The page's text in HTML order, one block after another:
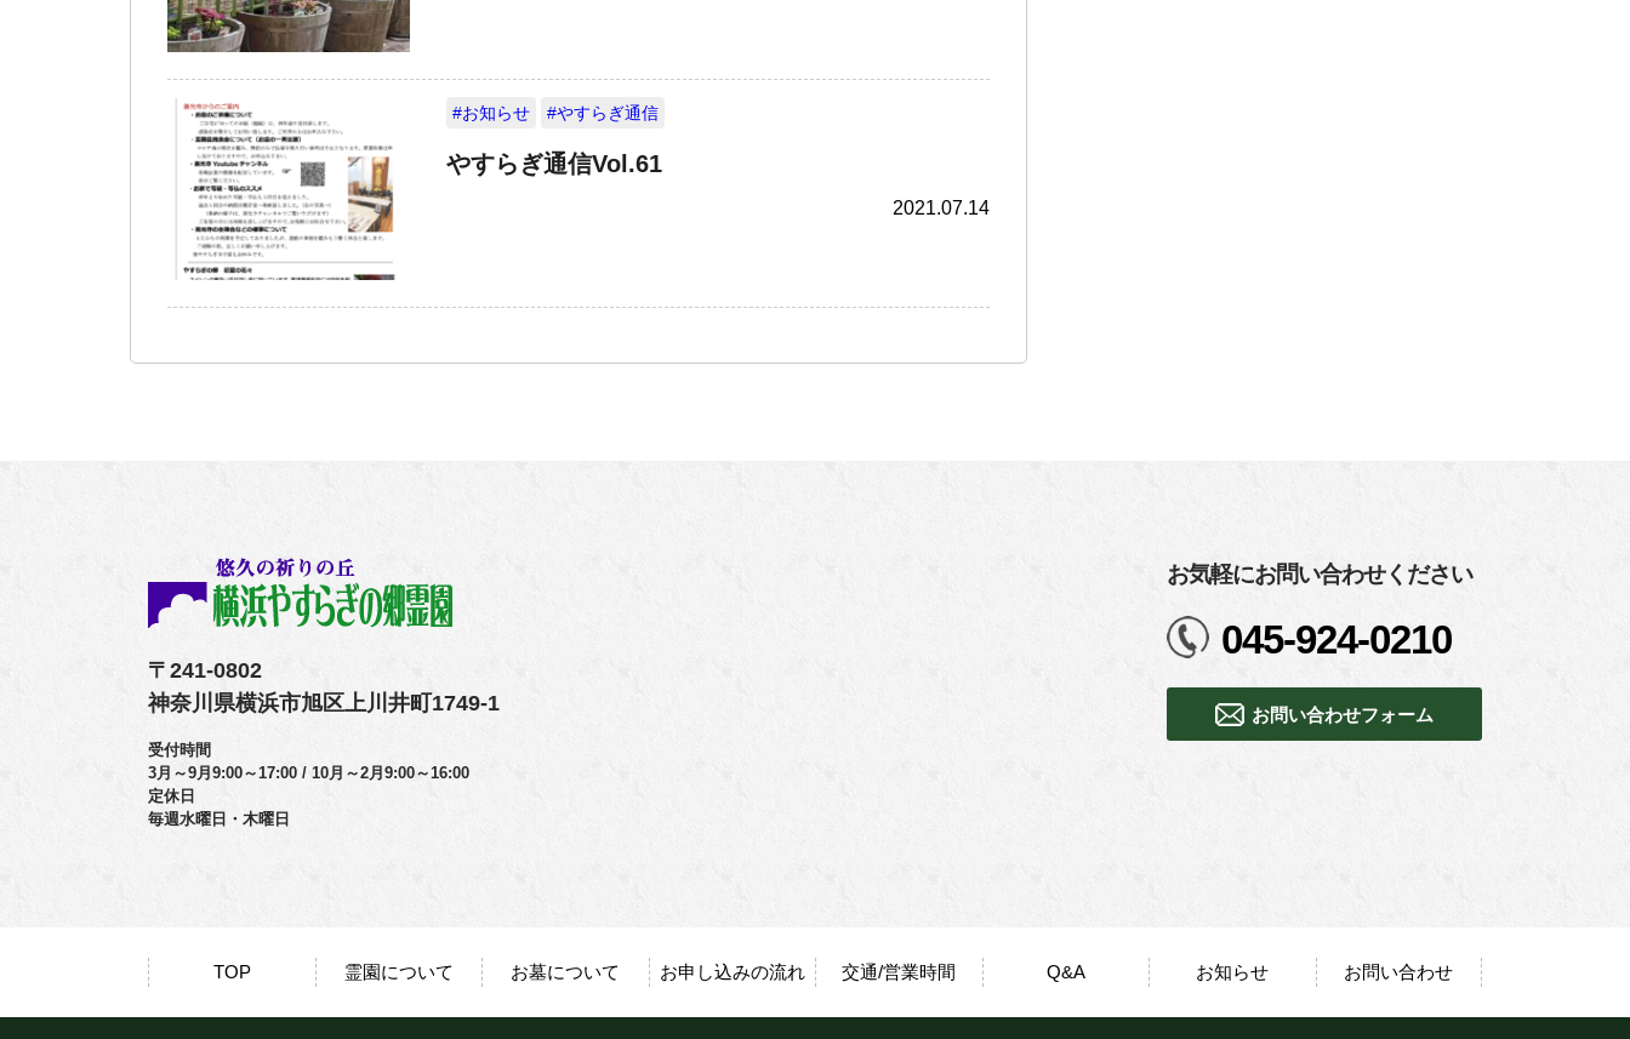
#お知らせ #やすらぎ通信
やすらぎ通信Vol.61
2021.07.14
〒241-0802
神奈川県横浜市旭区上川井町1749-1
受付時間
3月～9月9:00～17:00 / 10月～2月9:00～16:00
定休日
毎週水曜日・木曜日
お気軽にお問い合わせください
045-924-0210
お問い合わせフォーム
TOP 霊園について お墓について お申し込みの流れ 交通/営業時間 Q&A お知らせ お問い合わせ